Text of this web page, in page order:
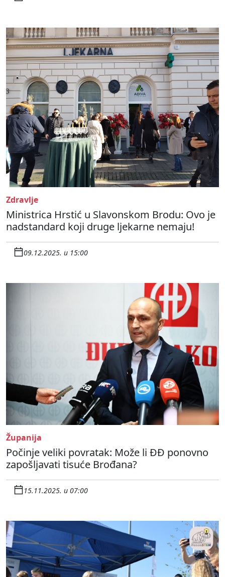
Zdravlje
Ministrica Hrstić u Slavonskom Brodu: Ovo je
nadstandard koji druge ljekarne nemaju!
09.12.2025. u 15:00
Županija
Počinje veliki povratak: Može li ĐĐ ponovno
zapošljavati tisuće Brođana?
15.11.2025. u 07:00